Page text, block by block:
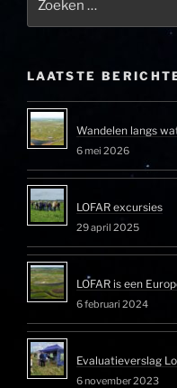
LAATSTE
Wandelen langs
6 mei 2026
LOFAR excursies
29 april 2025
LOFAR is een
6 februari 2024
Evaluatieverslag
6 november 2023